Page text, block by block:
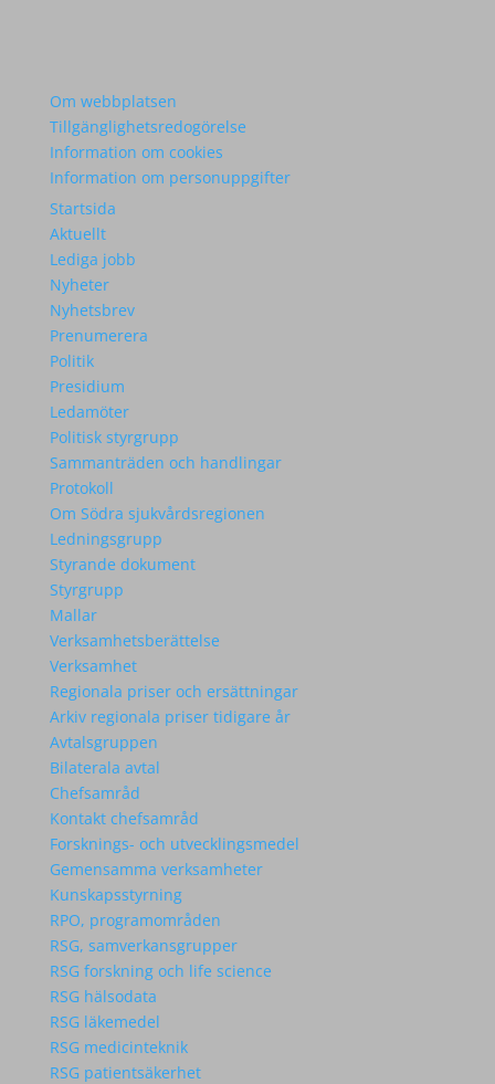
Om webbplatsen
Tillgänglighetsredogörelse
Information om cookies
Information om personuppgifter
Startsida
Aktuellt
Lediga jobb
Nyheter
Nyhetsbrev
Prenumerera
Politik
Presidium
Ledamöter
Politisk styrgrupp
Sammanträden och handlingar
Protokoll
Om Södra sjukvårdsregionen
Ledningsgrupp
Styrande dokument
Styrgrupp
Mallar
Verksamhetsberättelse
Verksamhet
Regionala priser och ersättningar
Arkiv regionala priser tidigare år
Avtalsgruppen
Bilaterala avtal
Chefsamråd
Kontakt chefsamråd
Forsknings- och utvecklingsmedel
Gemensamma verksamheter
Kunskapsstyrning
RPO, programområden
RSG, samverkansgrupper
RSG forskning och life science
RSG hälsodata
RSG läkemedel
RSG medicinteknik
RSG patientsäkerhet